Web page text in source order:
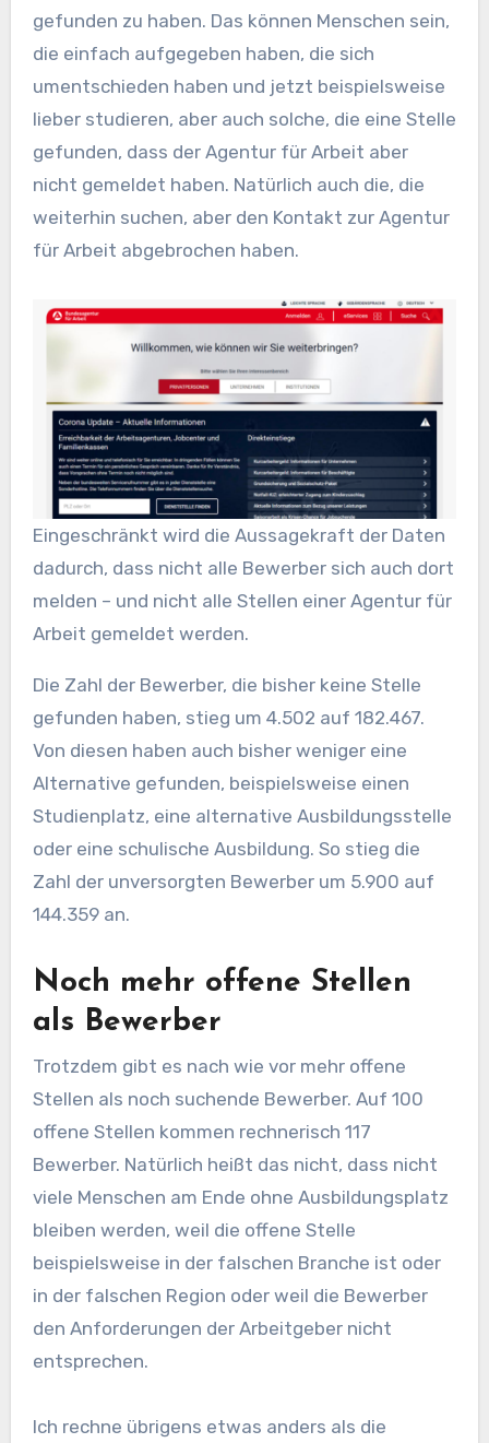
gefunden zu haben. Das können Menschen sein,
die einfach aufgegeben haben, die sich
umentschieden haben und jetzt beispielsweise
lieber studieren, aber auch solche, die eine Stelle
gefunden, dass der Agentur für Arbeit aber
nicht gemeldet haben. Natürlich auch die, die
weiterhin suchen, aber den Kontakt zur Agentur
für Arbeit abgebrochen haben.
Eingeschränkt wird die Aussagekraft der Daten
dadurch, dass nicht alle Bewerber sich auch dort
melden – und nicht alle Stellen einer Agentur für
Arbeit gemeldet werden.
Die Zahl der Bewerber, die bisher keine Stelle
gefunden haben, stieg um 4.502 auf 182.467.
Von diesen haben auch bisher weniger eine
Alternative gefunden, beispielsweise einen
Studienplatz, eine alternative Ausbildungsstelle
oder eine schulische Ausbildung. So stieg die
Zahl der unversorgten Bewerber um 5.900 auf
144.359 an.
Noch mehr offene Stellen
als Bewerber
Trotzdem gibt es nach wie vor mehr offene
Stellen als noch suchende Bewerber. Auf 100
offene Stellen kommen rechnerisch 117
Bewerber. Natürlich heißt das nicht, dass nicht
viele Menschen am Ende ohne Ausbildungsplatz
bleiben werden, weil die offene Stelle
beispielsweise in der falschen Branche ist oder
in der falschen Region oder weil die Bewerber
den Anforderungen der Arbeitgeber nicht
entsprechen.
Ich rechne übrigens etwas anders als die